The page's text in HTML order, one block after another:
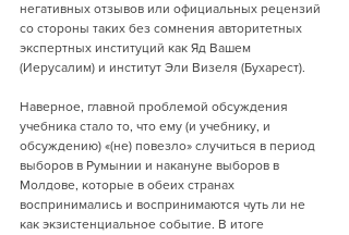
негативных отзывов или официальных рецензий
со стороны таких без сомнения авторитетных
экспертных институций как Яд Вашем
(Иерусалим) и институт Эли Визеля (Бухарест).
Наверное, главной проблемой обсуждения
учебника стало то, что ему (и учебнику, и
обсуждению) «(не) повезло» случиться в период
выборов в Румынии и накануне выборов в
Молдове, которые в обеих странах
воспринимались и воспринимаются чуть ли не
как экзистенциальное событие. В итоге